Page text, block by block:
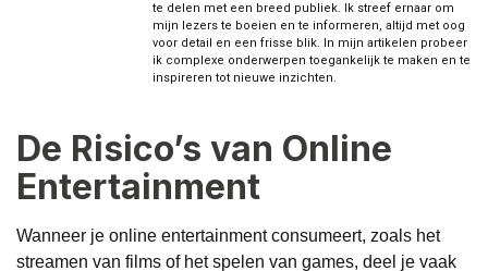
te delen met een breed publiek. Ik streef ernaar om
mijn lezers te boeien en te informeren, altijd met oog
voor detail en een frisse blik. In mijn artikelen probeer
ik complexe onderwerpen toegankelijk te maken en te
inspireren tot nieuwe inzichten.
De Risico’s van Online
Entertainment
Wanneer je online entertainment consumeert, zoals het
streamen van films of het spelen van games, deel je vaak